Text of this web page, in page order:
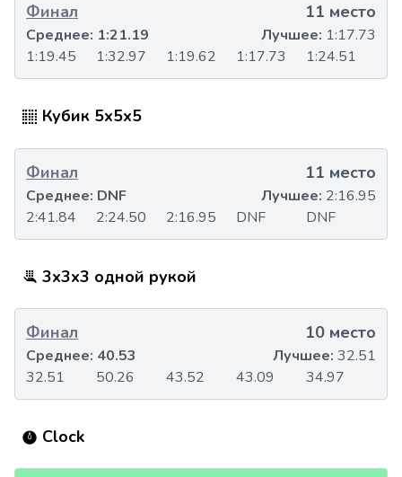
Финал 11 место
1:19.45 1:32.97 1:19.62 1:17.73 1:24.51
Среднее: 1:21.19 Лучшее: 1:17.73
Кубик 5x5x5
Финал 11 место
2:41.84 2:24.50 2:16.95 DNF DNF
Среднее: DNF Лучшее: 2:16.95
3x3x3 одной рукой
Финал 10 место
32.51 50.26 43.52 43.09 34.97
Среднее: 40.53 Лучшее: 32.51
Clock